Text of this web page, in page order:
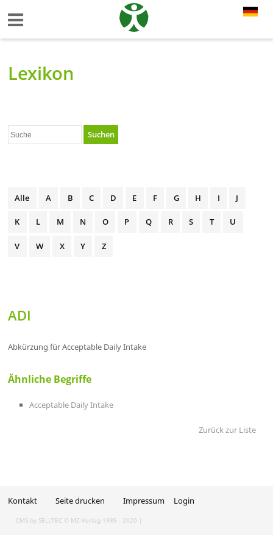
Lexikon
Suchen
Alle A B C D E F G H I J
K L M N O P Q R S T U
V W X Y Z
ADI
Abkürzung für Acceptable Daily Intake
Ähnliche Begriffe
Acceptable Daily Intake
Zurück zur Liste
Kontakt Seite drucken Impressum Login
CMS by SELLTEC © MZ-Verlag 1985 - 2020 |